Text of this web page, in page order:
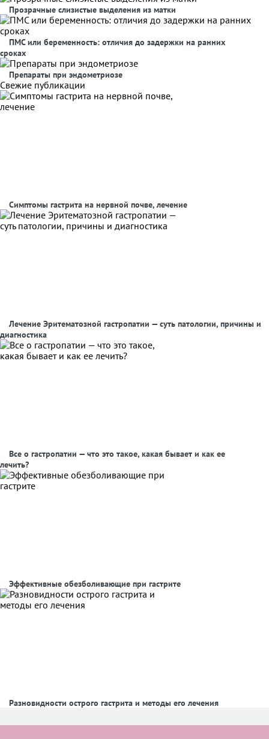
Прозрачные слизистые выделения из матки
ПМС или беременность: отличия до задержки на ранних
сроках
Препараты при эндометриозе
Свежие публикации
Симптомы гастрита на нервной почве, лечение
Лечение Эритематозной гастропатии — суть патологии, причины и
диагностика
Все о гастропатии — что это такое, какая бывает и как ее
лечить?
Эффективные обезболивающие при гастрите
Разновидности острого гастрита и методы его лечения